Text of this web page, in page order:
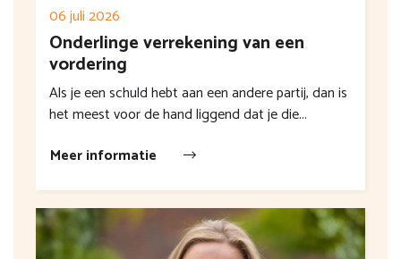
06 juli 2026
Onderlinge verrekening van een
vordering
Als je een schuld hebt aan een andere partij, dan is
het meest voor de hand liggend dat je die...
Meer informatie